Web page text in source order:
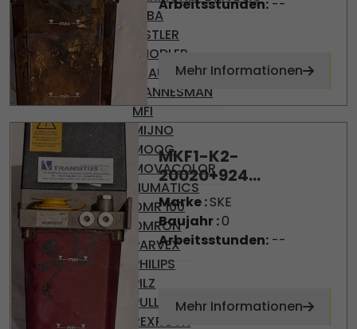
KEBA
KISTLER
KNODLER
KRAUSS-MAFFEI
MANNESMAN
MFI
MIJNO
MOOG
MOVACOLOR
NUMATICS
OMR 100
OMRON
PARVEX
PHILIPS
PILZ
PULLS
REXROTH
Arbeitsstunden:--
Mehr Informationen
MKF1-K2-
20020+924...
Marke :SKE
Baujahr :0
Arbeitsstunden:--
Mehr Informationen